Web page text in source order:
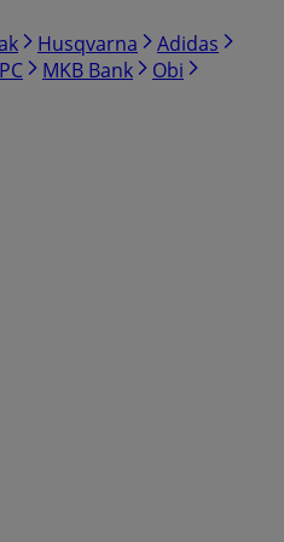
Husqvarna
Adidas
MKB Bank
Obi